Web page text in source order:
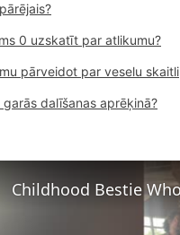
0 uzskatīt par atlikumu?
pārveidot par veselu skaitli
dalīšanas aprēķinā?